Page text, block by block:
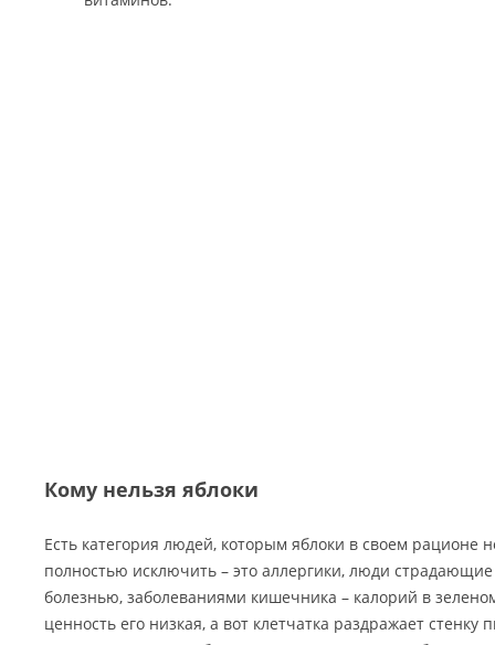
Кому нельзя яблоки
Есть категория людей, которым яблоки в своем рационе
полностью исключить – это аллергики, люди
болезнью, заболеваниями кишечника – калорий в
ценность его низкая, а вот клетчатка раздражает стенку